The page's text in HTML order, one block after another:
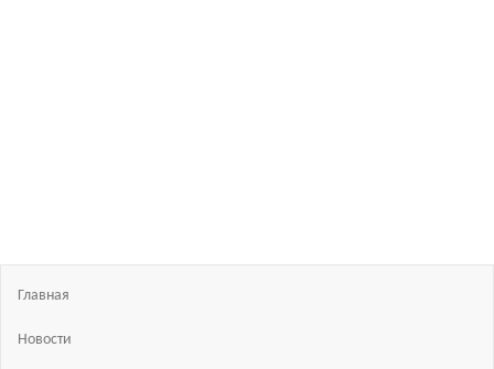
Главная
Новости